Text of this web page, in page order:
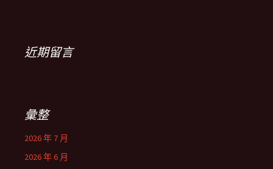
近期留言
彙整
2026 年 7 月
2026 年 6 月